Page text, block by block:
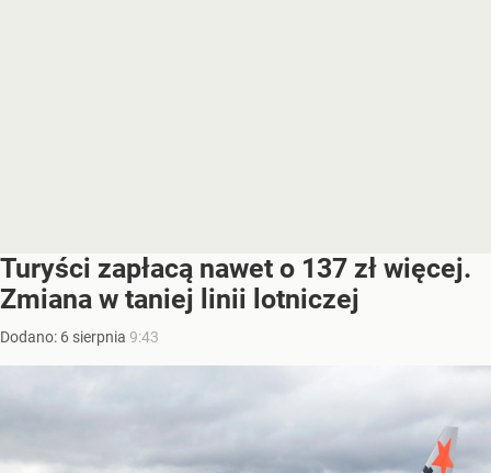
Turyści zapłacą nawet o 137 zł więcej.
Zmiana w taniej linii lotniczej
Dodano: 6 sierpnia 9:43